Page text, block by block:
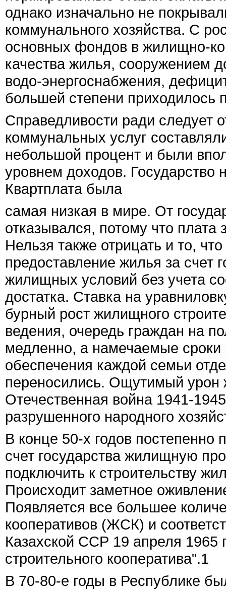
однако изначально не
коммунального хозяйства. С
основных фондов в жилищно-
качества жилья, сооружением
водо-энергоснабжения,
большей степени приходилось
Справедливости ради следует
коммунальных услуг
небольшой процент и были
уровнем доходов. Государство
Квартплата была
самая низкая в мире. От
отказывался, потому что
Нельзя также отрицать и то,
предоставление жилья за
жилищных условий без учета
достатка. Ставка на
бурный рост жилищного
ведения, очередь граждан на
медленно, а намечаемые
обеспечения каждой семьи
переносились. Ощутимый урон
Отечественная война 1941-
разрушенного народного
В конце 50-х годов постепенно
счет государства жилищную
подключить к строительству
Происходит заметное
Появляется все большее
кооперативов (ЖСК) и
Казахской ССР 19 апреля
строительного кооператива".1
В 70-80-е годы в Республике